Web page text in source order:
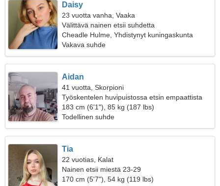
Daisy
23 vuotta vanha, Vaaka
Välittävä nainen etsii suhdetta
Cheadle Hulme, Yhdistynyt kuningaskunta
Vakava suhde
Aidan
41 vuotta, Skorpioni
Työskentelen huvipuistossa etsin empaattista
naista
183 cm (6'1"), 85 kg (187 lbs)
Todellinen suhde
Tia
22 vuotias, Kalat
Nainen etsii miestä 23-29
170 cm (5'7"), 54 kg (119 lbs)